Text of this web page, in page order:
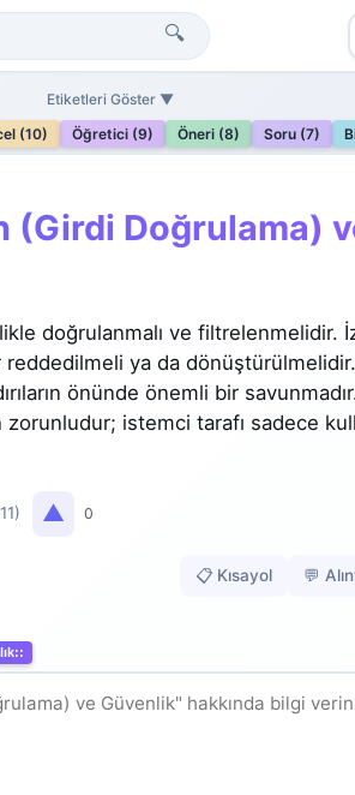
🔍
Etiketleri Göster ▼
(10) Öğretici (9) Öneri (8) Soru (7)
(Girdi Doğrulama)
doğrulanmalı ve filtrelenmelidir.
reddedilmeli ya da
önünde önemli bir
istemci tarafı sadece
▲ 0
📋 Kısayol 💬